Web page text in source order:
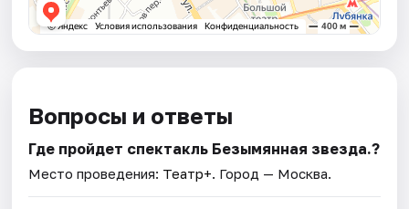
Вопросы и ответы
Где пройдет спектакль Безымянная звезда.?
Место проведения: Театр+. Город — Москва.